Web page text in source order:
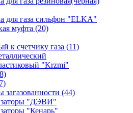
для газа сильфон "ELKA"
муфта (20)
к счетчику газа (11)
"Krzmi"
загазованности (44)
"ДЭВИ"
"Кенарь"